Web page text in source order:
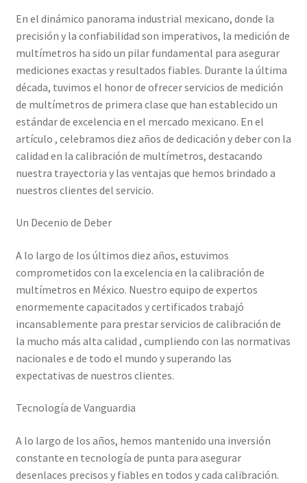
Amperímetro con certificado de calibración
Calibración de Amperímetros – Elekmed México
Calibración de Medidores de Resistencia – Elekmed México
Calibración de Multímetros – Elekmed México
Calibración de Osciloscopios – Elekmed México
Medidor de tierras con certificado de calibración
Mi cuenta
Multímetro con certificado de calibración
Productos calibrados con certificado de Calibración
En el dinámico panorama industrial mexicano, donde la
precisión y la confiabilidad son imperativos, la medición de
multímetros ha sido un pilar fundamental para asegurar
mediciones exactas y resultados fiables. Durante la última
década, tuvimos el honor de ofrecer servicios de medición
de multímetros de primera clase que han establecido un
estándar de excelencia en el mercado mexicano. En el
artículo , celebramos diez años de dedicación y deber con la
calidad en la calibración de multímetros, destacando
nuestra trayectoria y las ventajas que hemos brindado a
nuestros clientes del servicio.
Un Decenio de Deber
A lo largo de los últimos diez años, estuvimos
comprometidos con la excelencia en la calibración de
multímetros en México. Nuestro equipo de expertos
enormemente capacitados y certificados trabajó
incansablemente para prestar servicios de calibración de
la mucho más alta calidad , cumpliendo con las normativas
nacionales e de todo el mundo y superando las
expectativas de nuestros clientes.
Tecnología de Vanguardia
A lo largo de los años, hemos mantenido una inversión
constante en tecnología de punta para asegurar
desenlaces precisos y fiables en todos y cada calibración.